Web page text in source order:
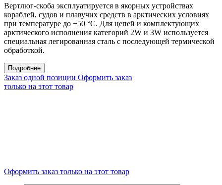
Вертлюг-скоба ​​эксплуатируется в якорных устройствах
кораблей, судов и плавучих средств в арктических условиях
при температуре до −50 °С. Для цепей и комплектующих
арктического исполнения категорий 2W и 3W используется
специальная легированная сталь с последующей термической
обработкой.
Подробнее
Заказ одной позиции Оформить заказ
только на этот товар
Оформить заказ только на этот товар